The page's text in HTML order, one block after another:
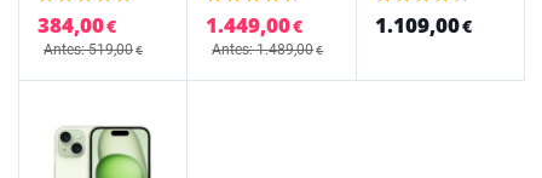
384,00€
Antes: 519,00€
1.449,00€
Antes: 1.489,00€
1.109,00€